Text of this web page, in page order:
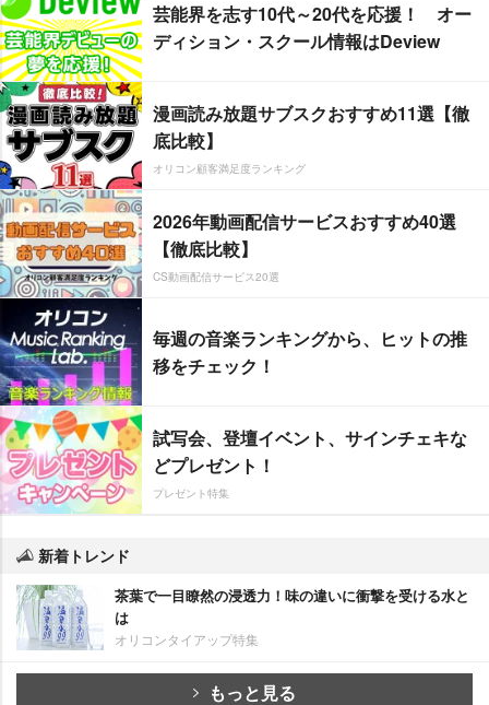
芸能界を志す10代～20代を応援！ オー
ディション・スクール情報はDeview
漫画読み放題サブスクおすすめ11選【徹
底比較】
オリコン顧客満足度ランキング
2026年動画配信サービスおすすめ40選
【徹底比較】
CS動画配信サービス20選
毎週の音楽ランキングから、ヒットの推
移をチェック！
試写会、登壇イベント、サインチェキな
どプレゼント！
プレゼント特集
新着トレンド
茶葉で一目瞭然の浸透力！味の違いに衝撃を受ける水と
は
オリコンタイアップ特集
もっと見る